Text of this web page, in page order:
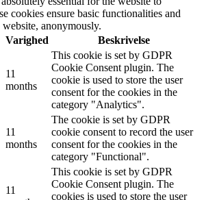
cookies ensure basic functionalities and
anonymously.
Varighed Beskrivelse
11
months
This cookie is set by GDPR
Cookie Consent plugin. The
cookie is used to store the user
consent for the cookies in the
category "Analytics".
11
months
The cookie is set by GDPR
cookie consent to record the user
consent for the cookies in the
category "Functional".
11
This cookie is set by GDPR
Cookie Consent plugin. The
cookies is used to store the user